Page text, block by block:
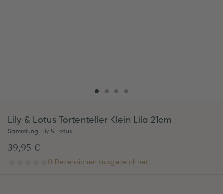
Lily & Lotus Tortenteller Klein Lila 21cm
Sammlung Lily & Lotus
39,95 €
0 Rezensionen ausgezeichnet.